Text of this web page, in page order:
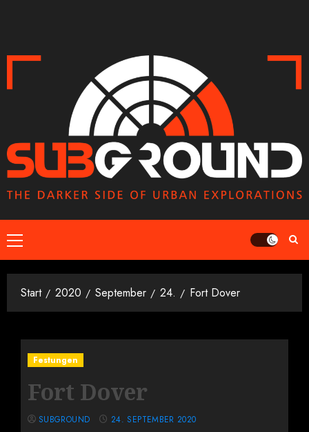
Primäres
Menü
Start 2020 September 24. Fort Dover
Festungen
Fort Dover
SUBGROUND 24. SEPTEMBER 2020